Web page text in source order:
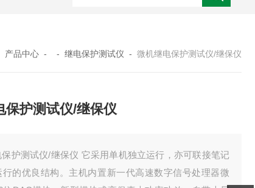
产品中心 - - 继电保护测试仪 - 微机继电保护测试仪/继保仪
保护测试仪/继保仪
护测试仪/继保仪 它采用单机独立运行，亦可联接笔记
行的优良结构。主机内置新一代高速数字信号处理器微